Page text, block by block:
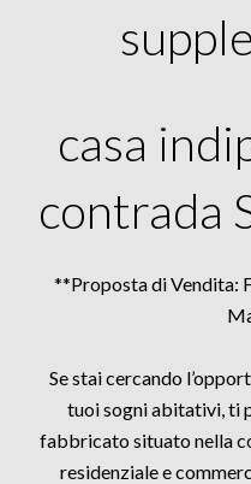
casa
contrada
**Proposta di Vendita:
Se stai cercando
tuoi sogni abitativi, ti
fabbricato situato nella
residenziale e